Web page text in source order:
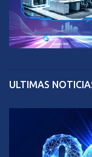
ULTIMAS